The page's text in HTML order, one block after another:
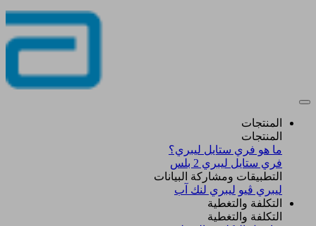
المنتجات
المنتجات
ما هو فري ستايل ليبري؟
فري ستايل ليبري 2 بلس​
التطبيقات ومشاركة البيانات
ليبري ڤيو ليبري لنك آب
التكلفة والتغطية
التكلفة والتغطية